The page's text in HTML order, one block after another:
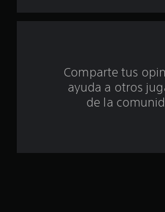
Comparte tus
ayuda a otros
de la